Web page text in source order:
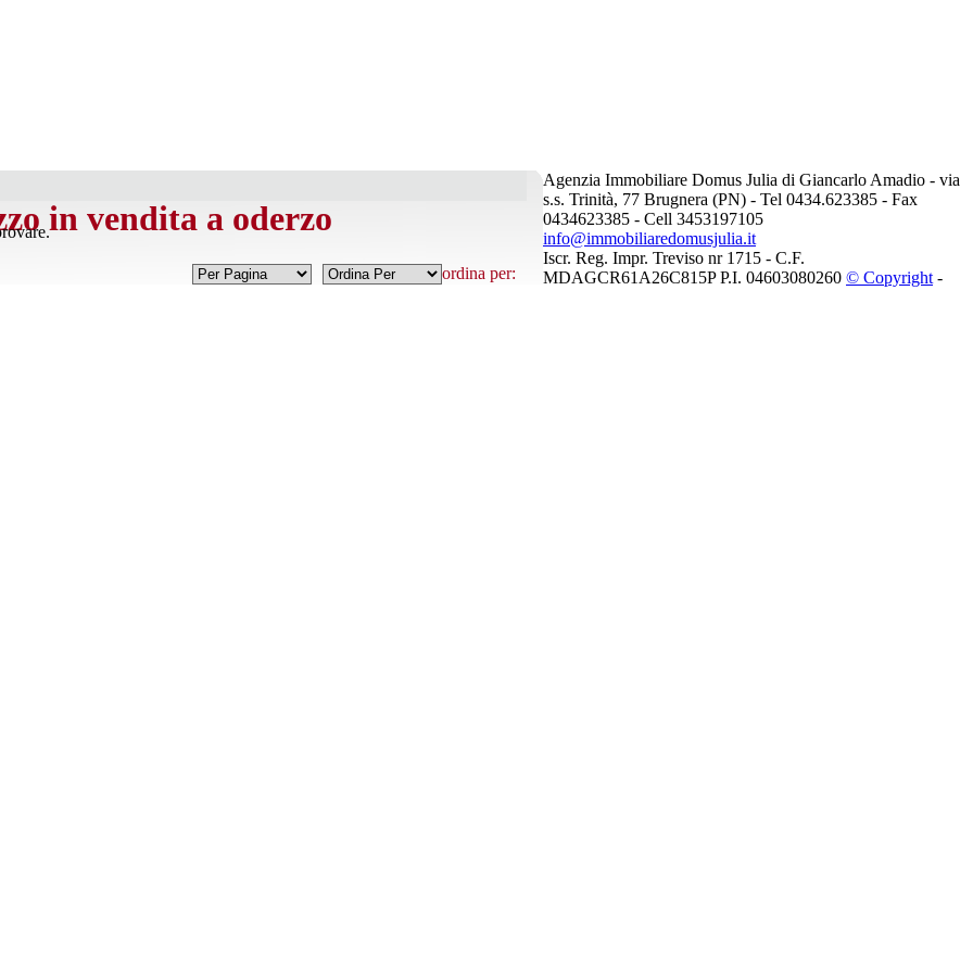
in vendita a oderzo
ordina per:
Agenzia Immobiliare Domus Julia di Giancarlo Amadio - via
s.s. Trinità, 77 Brugnera (PN) - Tel 0434.623385 - Fax
0434623385 - Cell 3453197105
info@immobiliaredomusjulia.it
Iscr. Reg. Impr. Treviso nr 1715 - C.F.
MDAGCR61A26C815P P.I. 04603080260 © Copyright -